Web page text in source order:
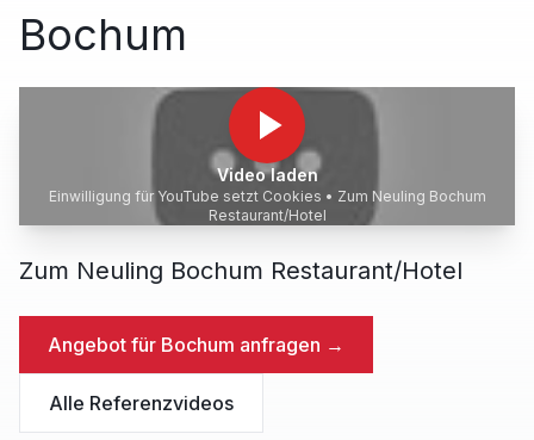
Bochum
Video laden
Einwilligung für YouTube setzt Cookies • Zum Neuling Bochum
Restaurant/Hotel
Zum Neuling Bochum Restaurant/Hotel
Angebot für Bochum anfragen →
Alle Referenzvideos